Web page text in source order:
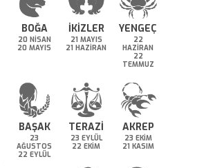
BOĞA
20 NİSAN
20 MAYIS
İKİZLER
21 MAYIS
21 HAZİRAN
YENGEÇ
22
HAZİRAN
22
TEMMUZ
BAŞAK
23
AĞUSTOS
22 EYLÜL
TERAZİ
23 EYLÜL
22 EKİM
AKREP
23 EKİM
21 KASIM